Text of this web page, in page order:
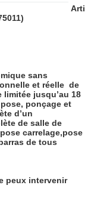
Arti
sans
et réelle de
jusqu’au 18
ponçage et
d’un
de salle de
carrelage,pose
de tous
peux intervenir